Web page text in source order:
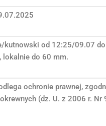
kutnowski od 12:25/09.07 do
do 60 mm.
ochronie prawnej,
(dz. U. z 2006 r. Nr